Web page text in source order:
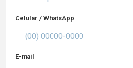
Celular / WhatsApp
E-mail